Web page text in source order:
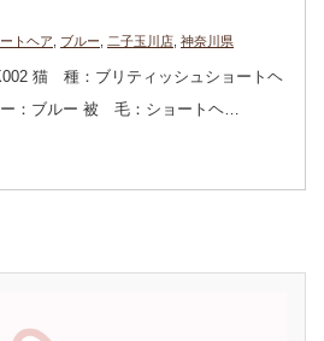
トヘア ブルー 二子玉川店 神奈川県
猫 種：ブリティッシュショートヘ
：ブルー 被 毛：ショートヘ…